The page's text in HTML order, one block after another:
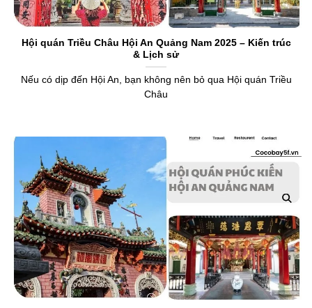
Hội quán Triều Châu Hội An Quảng Nam 2025 – Kiến trúc
& Lịch sử
Nếu có dịp đến Hội An, bạn không nên bỏ qua Hội quán Triều
Châu